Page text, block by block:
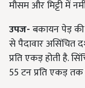
मौसम और मिट्टी में
उपज-बकायन पेड़
से पैदावार असिंचित
प्रति एकड़ होती है.
55 टन प्रति एकड़ तक